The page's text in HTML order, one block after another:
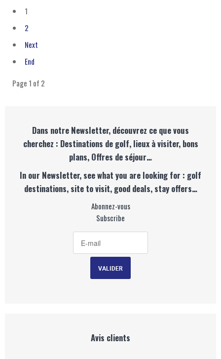
1
2
Next
End
Page 1 of 2
Dans notre Newsletter, découvrez ce que vous
cherchez : Destinations de golf, lieux à visiter, bons
plans, Offres de séjour…
In our Newsletter, see what you are looking for : golf
destinations, site to visit, good deals, stay offers…
Abonnez-vous
Subscribe
Avis clients